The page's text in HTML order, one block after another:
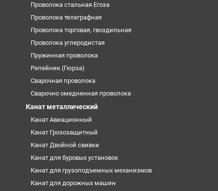
Проволока стальная Егоза
Проволока телеграфная
Проволока торговая, гвоздильная
Проволока углеродистая
Пружинная проволока
Репейник (Гюрза)
Сварочная проволока
Сварочно омедненная проволока
Канат металлический
Канат Авиационный
Канат Грозозащитный
Канат Двойной свивки
Канат для буровых установок
Канат для грузоподъемных механизмов
Канат для дорожных машин